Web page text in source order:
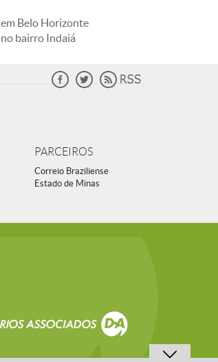
Belo Horizonte
bairro Indaiá
PARCEIROS
Correio Braziliense
Estado de Minas